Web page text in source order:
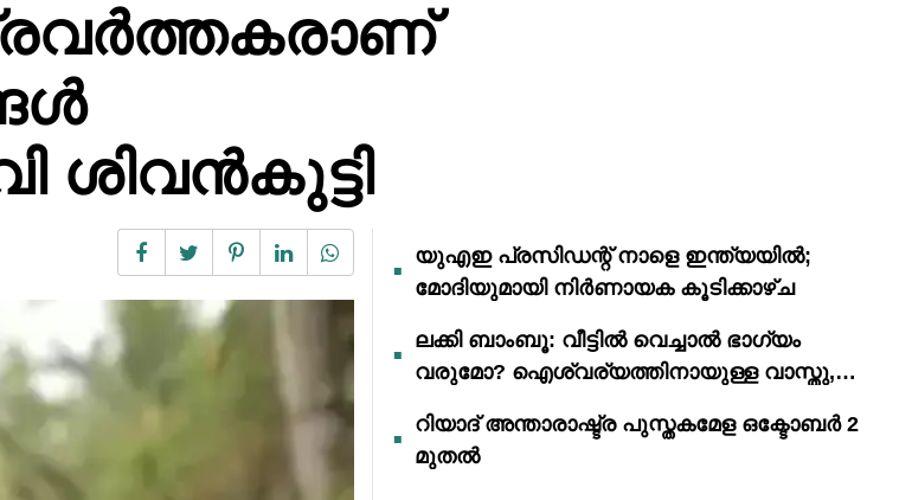
ശിവൻകുട്ടി
യുഎഇ പ്രസിഡന്റ് നാളെ ഇന്ത്യയിൽ;
മോദിയുമായി നിർണായക കൂടിക്കാഴ്ച
ലക്കി ബാംബൂ: വീട്ടിൽ വെച്ചാൽ ഭാഗ്യം
വരുമോ? ഐശ്വര്യത്തിനായുള്ള വാസ്തു,
റിയാദ് അന്താരാഷ്ട്ര പുസ്തകമേള ഒക്ടോബർ 2
മുതൽ